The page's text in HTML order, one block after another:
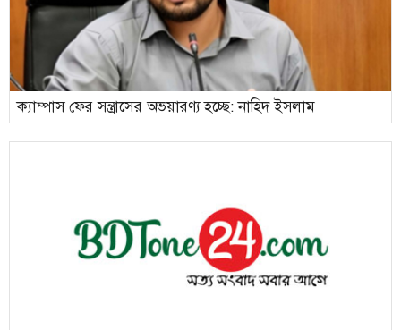
ক্যাম্পাস ফের সন্ত্রাসের অভয়ারণ্য হচ্ছে: নাহিদ ইসলাম